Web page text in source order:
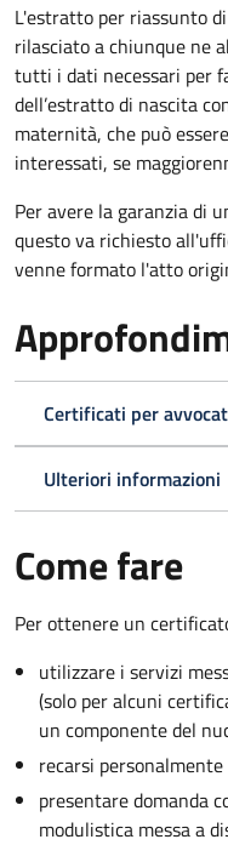
L'estratto per riassunto
rilasciato a chiunque ne
tutti i dati necessari per
dell’estratto di nascita
maternità, che può
interessati, se
Per avere la garanzia di
questo va richiesto
venne formato l'atto
Certificati per
Ulteriori informazioni
Come fare
Per ottenere un
utilizzare i servizi
(solo per alcuni
un componente del
recarsi
presentare domanda
modulistica messa a